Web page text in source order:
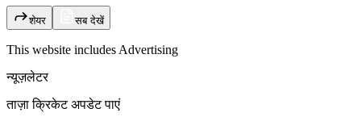
शेयर सब देखें
This website includes Advertising
न्यूज़लेटर
ताज़ा क्रिकेट अपडेट पाएं